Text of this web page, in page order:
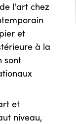
l'art chez
et
à la
sont
et
niveau,